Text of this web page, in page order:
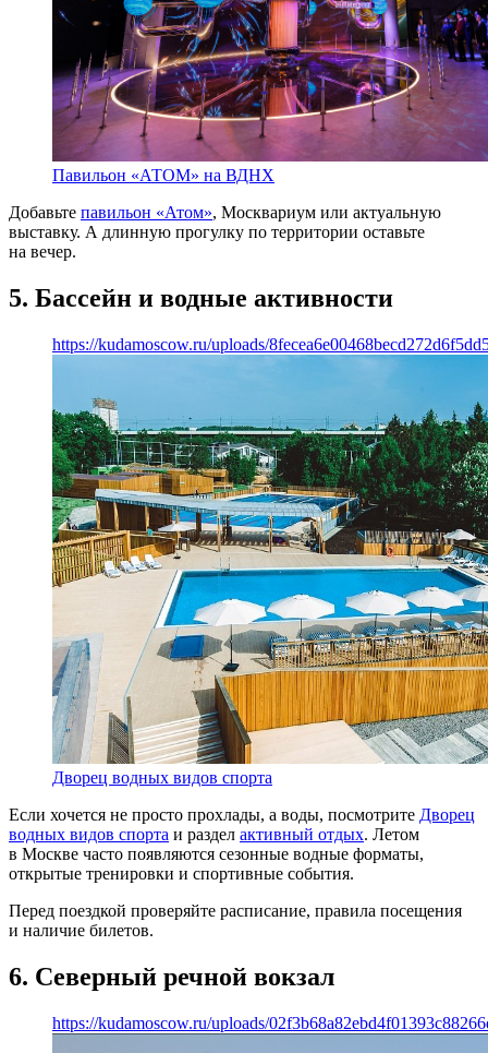
Павильон «АТОМ» на ВДНХ
Добавьте павильон «Атом», Москвариум или актуальную
выставку. А длинную прогулку по территории оставьте
на вечер.
5. Бассейн и водные активности
https://kudamoscow.ru/uploads/
Дворец водных видов спорта
Если хочется не просто прохлады, а воды, посмотрите Дворец
водных видов спорта и раздел активный отдых. Летом
в Москве часто появляются сезонные водные форматы,
открытые тренировки и спортивные события.
Перед поездкой проверяйте расписание, правила посещения
и наличие билетов.
6. Северный речной вокзал
https://kudamoscow.ru/uploads/